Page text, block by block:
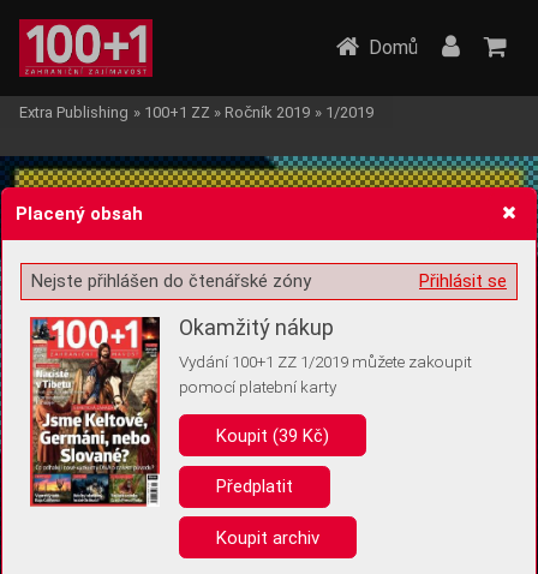
Žádost o souhlas s ukládáním volitelných informací
Pro základní fungování webu nepotřebujeme ukládat žádné informace
(tzv. cookies apod.). Rádi bychom vás ale požádali o souhlas s
uložením volitelných informací:
Anonymní unikátní ID
Díky němu příště poznáme, že se jedná o stejné zařízení, a
Domů
Extra Publishing » 100+1 ZZ » Ročník 2019 » 1/2019
Placený obsah
Přihlásit se
Nejste přihlášen do čtenářské zóny
Okamžitý nákup
Vydání 100+1 ZZ 1/2019 můžete zakoupit
pomocí platební karty
Koupit (39 Kč)
Předplatit
Koupit archiv